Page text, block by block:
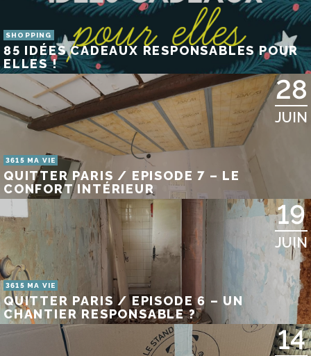
SHOPPING
85 IDÉES CADEAUX RESPONSABLES POUR
ELLES !
28
JUIN
3615 MA VIE
QUITTER PARIS / EPISODE 7 – LE
CONFORT INTÉRIEUR
19
JUIN
3615 MA VIE
QUITTER PARIS / EPISODE 6 – UN
CHANTIER RESPONSABLE ?
14